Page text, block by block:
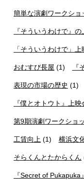
簡単な演劇ワークショ
『そういうわけで』
「そういうわけで」上
おむすび長屋 (1) 『
表現の市場の歴史 (1)
『僕とオトウト』上映
第9期演劇ワークショ
工賃向上 (1) 横浜文
そらくんとたからくん
『Secret of Pukapuka